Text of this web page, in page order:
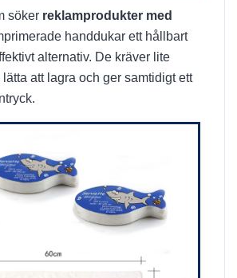
söker reklamprodukter med
handdukar ett hållbart
alternativ. De kräver lite
att lagra och ger samtidigt ett